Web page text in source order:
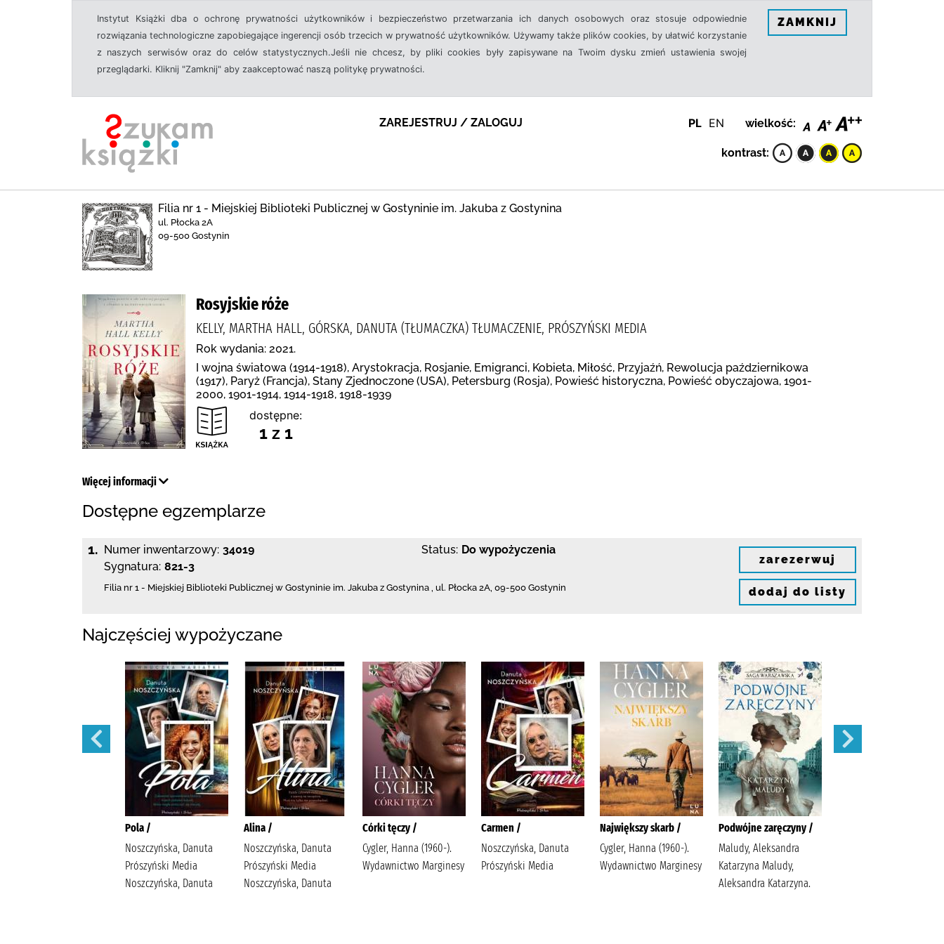
Instytut Książki dba o ochronę prywatności użytkowników i bezpieczeństwo przetwarzania ich danych osobowych oraz stosuje odpowiednie
rozwiązania technologiczne zapobiegające ingerencji osób trzecich w prywatność użytkowników. Używamy także plików cookies, by ułatwić korzystanie
z naszych serwisów oraz do celów statystycznych.Jeśli nie chcesz, by pliki cookies były zapisywane na Twoim dysku zmień ustawienia swojej
przeglądarki. Kliknij "Zamknij" aby zaakceptować naszą politykę prywatności.
ZAMKNIJ
ZAREJESTRUJ / ZALOGUJ PL EN wielkość:
kontrast:
Filia nr 1 - Miejskiej Biblioteki Publicznej w Gostyninie im. Jakuba z Gostynina
ul. Płocka 2A
09-500 Gostynin
Rosyjskie róże
KELLY, MARTHA HALL, GÓRSKA, DANUTA (TŁUMACZKA) TŁUMACZENIE, PRÓSZYŃSKI MEDIA
Rok wydania: 2021.
I wojna światowa (1914-1918), Arystokracja, Rosjanie, Emigranci, Kobieta, Miłość, Przyjaźń, Rewolucja październikowa
(1917), Paryż (Francja), Stany Zjednoczone (USA), Petersburg (Rosja), Powieść historyczna, Powieść obyczajowa, 1901-
2000, 1901-1914, 1914-1918, 1918-1939
dostępne:
1 z 1
Więcej informacji
Dostępne egzemplarze
1. Numer inwentarzowy: 34019
Sygnatura: 821-3
Status: Do wypożyczenia
Filia nr 1 - Miejskiej Biblioteki Publicznej w Gostyninie im. Jakuba z Gostynina , ul. Płocka 2A, 09-500 Gostynin
zarezerwuj
dodaj do listy
Najczęściej wypożyczane
Pola /
Noszczyńska, Danuta
Prószyński Media
Noszczyńska, Danuta
Alina /
Noszczyńska, Danuta
Prószyński Media
Noszczyńska, Danuta
Córki tęczy /
Cygler, Hanna (1960-).
Wydawnictwo Marginesy
Carmen /
Noszczyńska, Danuta
Prószyński Media
Największy skarb /
Cygler, Hanna (1960-).
Wydawnictwo Marginesy
Podwójne zaręczyny /
Maludy, Aleksandra
Katarzyna Maludy,
Aleksandra Katarzyna.